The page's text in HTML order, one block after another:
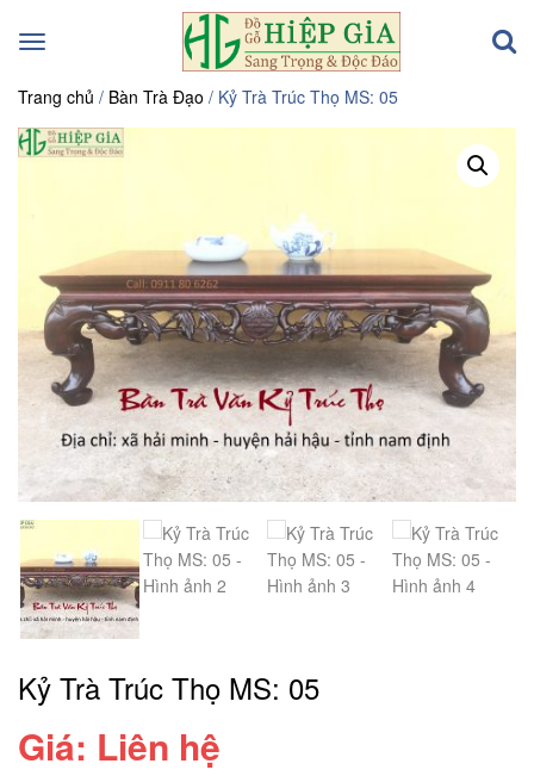
Toggle
Trang chủ / Bàn Trà Đạo / Kỷ Trà Trúc Thọ MS: 05
Kỷ Trà Trúc Thọ MS: 05
Giá: Liên hệ